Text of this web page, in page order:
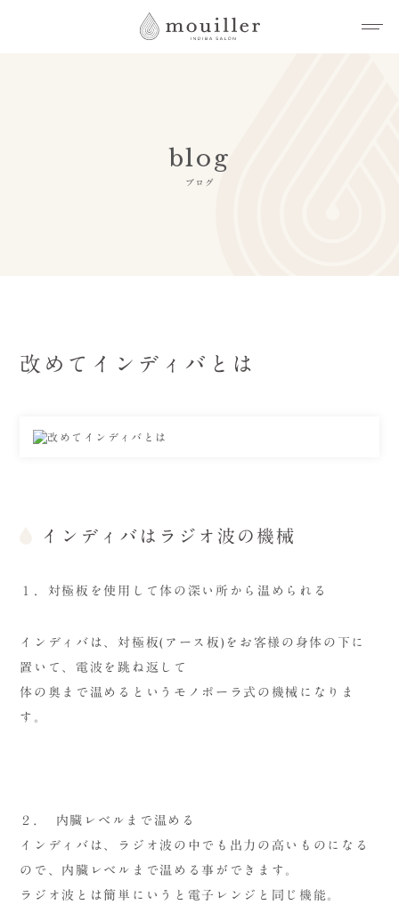
blog
ブログ
改めてインディバとは
インディバはラジオ波の機械
１．対極板を使用して体の深い所から温められる
インディバは、対極板(アース板)をお客様の身体の下に
置いて、電波を跳ね返して
体の奥まで温めるというモノポーラ式の機械になりま
す。
２. 内臓レベルまで温める
インディバは、ラジオ波の中でも出力の高いものになる
ので、内臓レベルまで温める事ができます。
ラジオ波とは簡単にいうと電子レンジと同じ機能。